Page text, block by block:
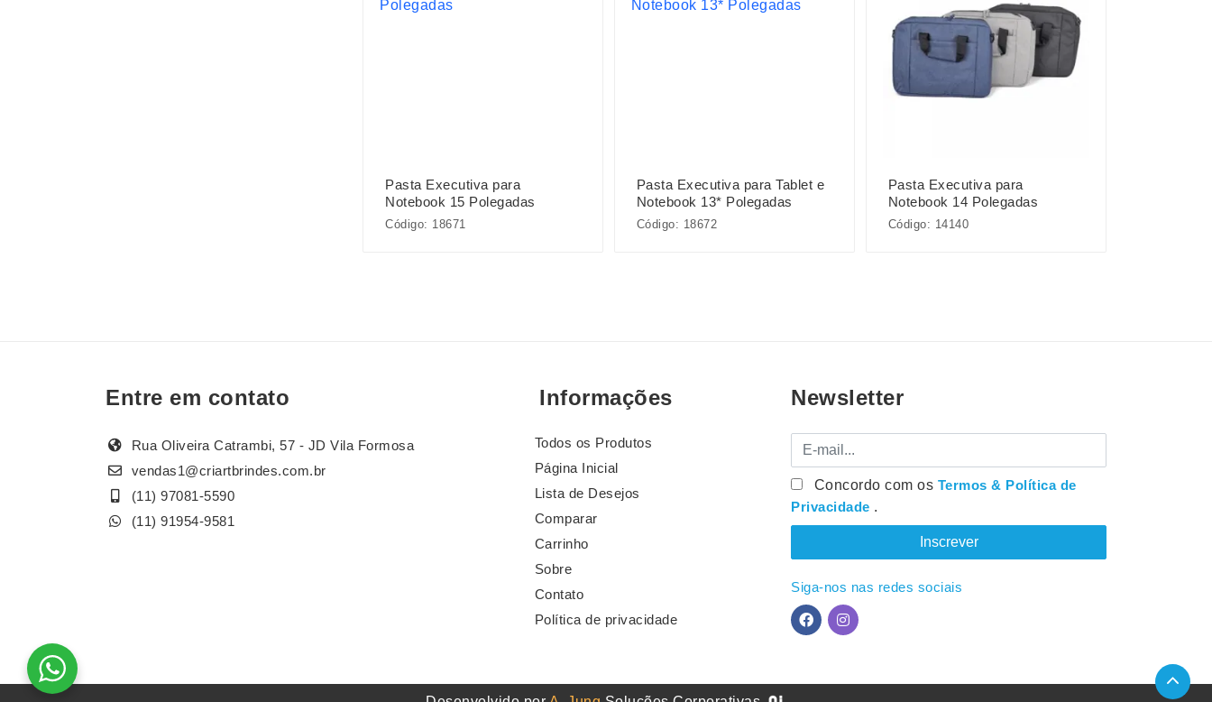
Pasta Executiva para
Notebook 15 Polegadas
Código: 18671
Pasta Executiva para Tablet e
Notebook 13* Polegadas
Código: 18672
Pasta Executiva para
Notebook 14 Polegadas
Código: 14140
Entre em contato
Rua Oliveira Catrambi, 57 - JD Vila Formosa
vendas1@criartbrindes.com.br
(11) 97081-5590
(11) 91954-9581
Informações
Todos os Produtos
Página Inicial
Lista de Desejos
Comparar
Carrinho
Sobre
Contato
Política de privacidade
Newsletter
E-mail
Concordo com os Termos & Política de
Privacidade .
Siga-nos nas redes sociais